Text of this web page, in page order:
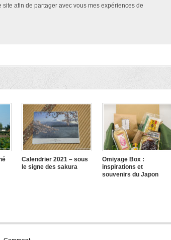
site afin de partager avec vous mes expériences de
Calendrier 2021 – sous
le signe des sakura
Omiyage Box :
inspirations et
souvenirs du Japon